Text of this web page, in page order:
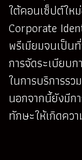
ใต้คอนเซ็ปต์ให
Corporate
พรีเมียมจนเป็น
การจัดระเบียบก
ในการบริการรว
นอกจากนี้ยังมีก
ทักษะให้เกิดคว